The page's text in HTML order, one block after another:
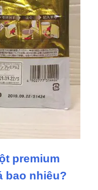
premium
bao nhiêu?